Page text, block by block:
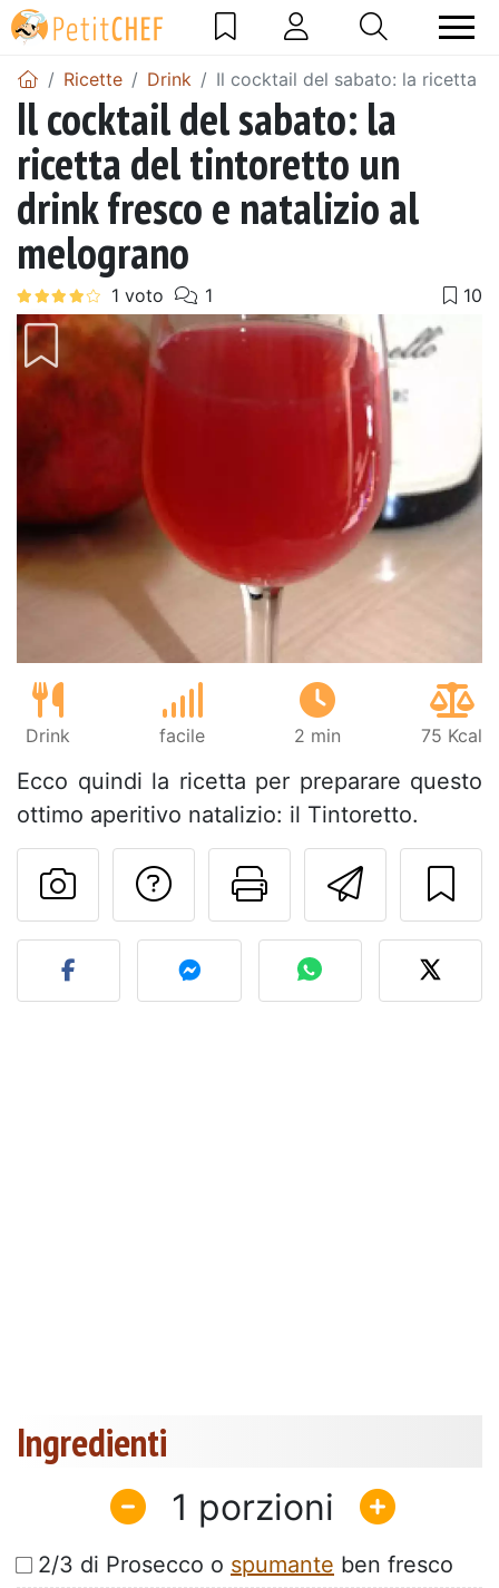
Ricette Drink Il cocktail del sabato: la ricetta
Il cocktail del sabato: la
ricetta del tintoretto un
drink fresco e natalizio al
melograno
Drink facile 2 min 75 Kcal
Ecco quindi la ricetta per preparare questo
ottimo aperitivo natalizio: il Tintoretto.
Invia
Stampa la
Contatta l'autore
Pubblica la foto di
Ingredienti
1
2/3 di Prosecco o spumante ben fresco